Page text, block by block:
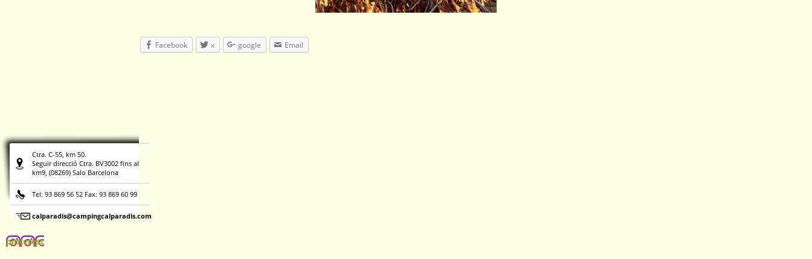
Facebook x google Email
Ctra. C-55, km 50.
Seguir direcció Ctra. BV3002 fins al
km9, (08269) Salo Barcelona
Tel: 93 869 56 52 Fax: 93 869 60 99
calparadis@campingcalparadis.com
pinterest